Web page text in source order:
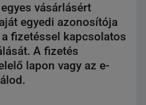
vásárlásért
egyedi azonosítója
fizetéssel kapcsolatos
A fizetés
lapon vagy az e-